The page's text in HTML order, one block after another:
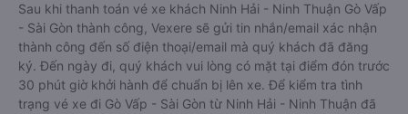
Sau khi thanh toán vé xe khách Ninh Hải - Ninh Thuận Gò Vấp
- Sài Gòn thành công, Vexere sẽ gửi tin nhắn/email xác nhận
thành công đến số điện thoại/email mà quý khách đã đăng
ký. Đến ngày đi, quý khách vui lòng có mặt tại điểm đón trước
30 phút giờ khởi hành để chuẩn bị lên xe. Để kiểm tra tình
trạng vé xe đi Gò Vấp - Sài Gòn từ Ninh Hải - Ninh Thuận đã